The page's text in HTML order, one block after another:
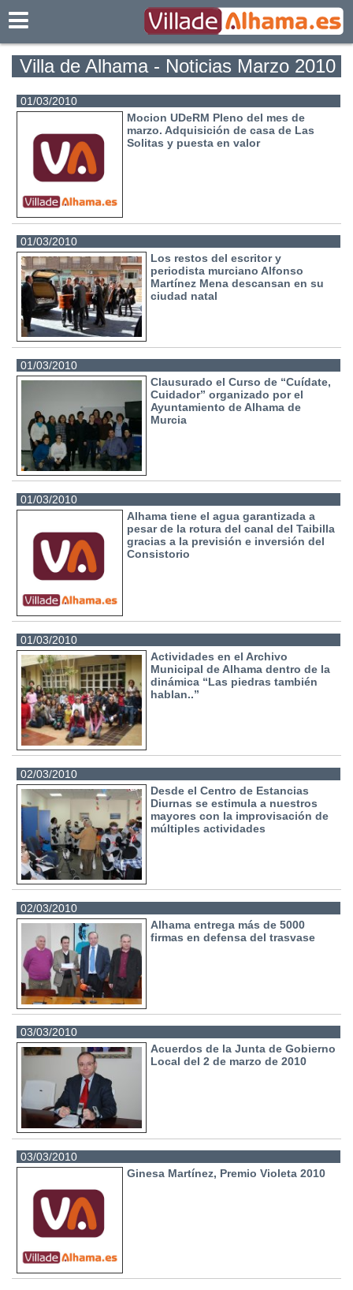
Villa de Alhama - Noticias Marzo 2010
01/03/2010
Mocion UDeRM Pleno del mes de
marzo. Adquisición de casa de Las
Solitas y puesta en valor
01/03/2010
Los restos del escritor y
periodista murciano Alfonso
Martínez Mena descansan en su
ciudad natal
01/03/2010
Clausurado el Curso de “Cuídate,
Cuidador” organizado por el
Ayuntamiento de Alhama de
Murcia
01/03/2010
Alhama tiene el agua garantizada a
pesar de la rotura del canal del Taibilla
gracias a la previsión e inversión del
Consistorio
01/03/2010
Actividades en el Archivo
Municipal de Alhama dentro de la
dinámica “Las piedras también
hablan..”
02/03/2010
Desde el Centro de Estancias
Diurnas se estimula a nuestros
mayores con la improvisación de
múltiples actividades
02/03/2010
Alhama entrega más de 5000
firmas en defensa del trasvase
03/03/2010
Acuerdos de la Junta de Gobierno
Local del 2 de marzo de 2010
03/03/2010
Ginesa Martínez, Premio Violeta 2010